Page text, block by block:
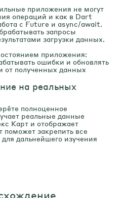
приложения не могут
операций и как в Dart
с Future и async/await.
запросы
загрузки данных.
приложения:
ошибки и обновлять
от полученных данных
на реальных
полноценное
реальные данные
Карт и отображает
поможет закрепить все
дальнейшего изучения